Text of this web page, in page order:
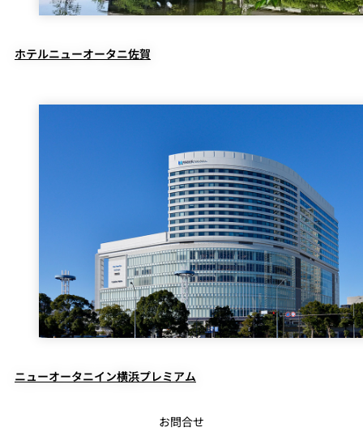
ホテルニューオータニ佐賀
ニューオータニイン横浜プレミアム
お問合せ